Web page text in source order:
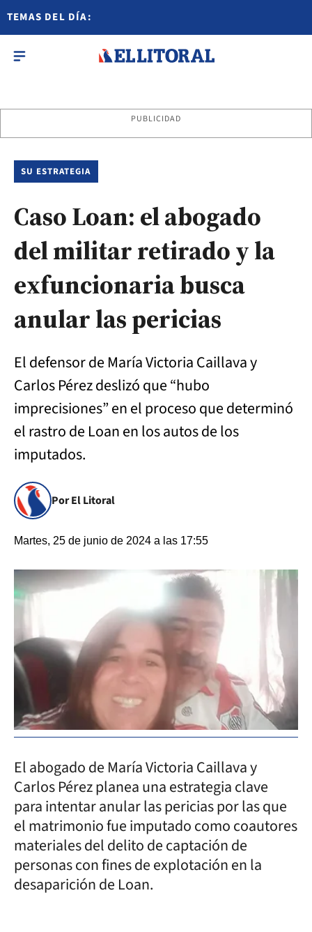
TEMAS DEL DÍA:
PUBLICIDAD
SU ESTRATEGIA
Caso Loan: el abogado
del militar retirado y la
exfuncionaria busca
anular las pericias
El defensor de María Victoria Caillava y
Carlos Pérez deslizó que “hubo
imprecisiones” en el proceso que determinó
el rastro de Loan en los autos de los
imputados.
Por El Litoral
Martes, 25 de junio de 2024 a las 17:55
El abogado de María Victoria Caillava y
Carlos Pérez planea una estrategia clave
para intentar anular las pericias por las que
el matrimonio fue imputado como coautores
materiales del delito de captación de
personas con fines de explotación en la
desaparición de Loan.